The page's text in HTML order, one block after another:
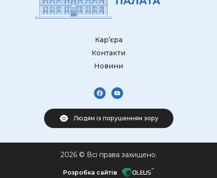
Кар’єра
Контакти
Новини
Людям із порушенням зору
2026 © Всі права захищено.
Розробка сайтів